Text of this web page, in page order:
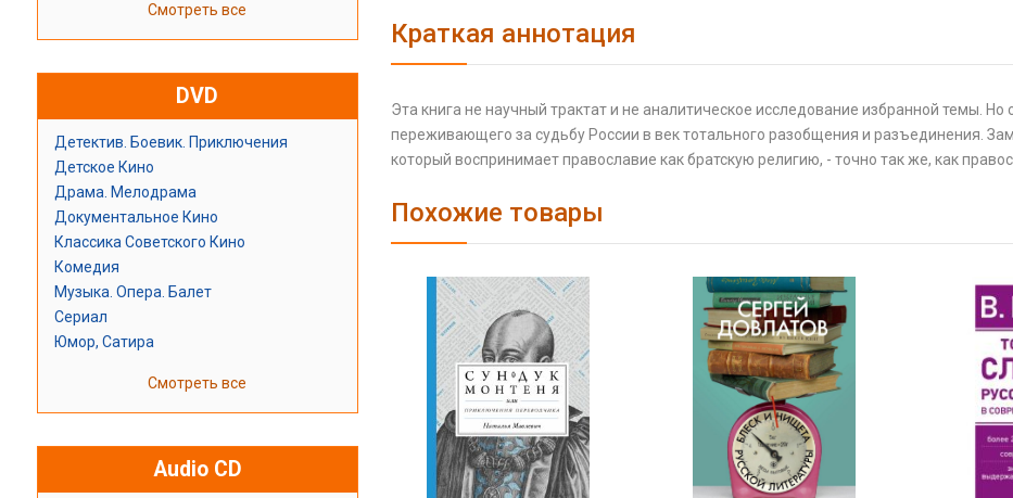
Смотреть все
DVD
Детектив. Боевик. Приключения
Детское Кино
Драма. Мелодрама
Документальное Кино
Классика Советского Кино
Комедия
Музыка. Опера. Балет
Сериал
Юмор, Сатира
Смотреть все
Audio CD
Краткая аннотация
Эта книга не научный трактат и не аналитическое исследование избранной темы. Но
переживающего за судьбу России в век тотального разобщения и разъединения.
который воспринимает православие как братскую религию, - точно так же, как
Похожие товары